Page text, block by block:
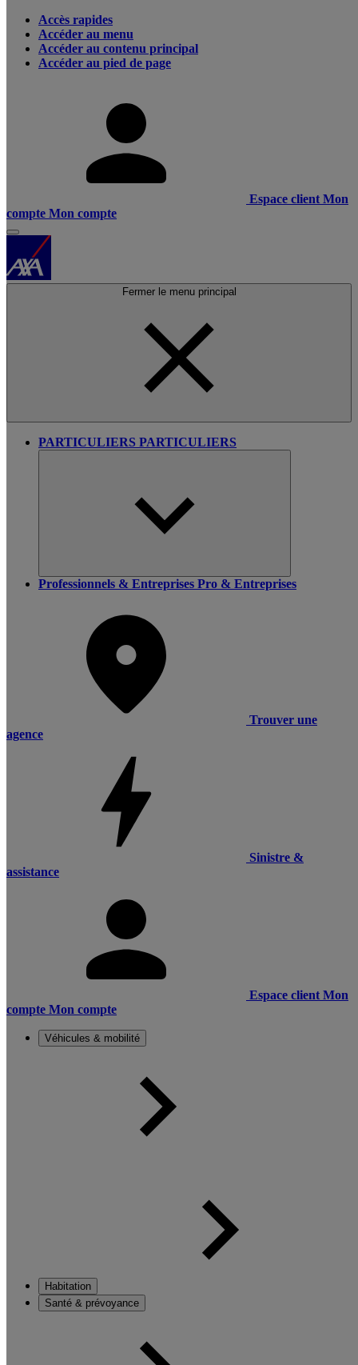
Accès rapides
Accéder au menu
Accéder au contenu principal
Accéder au pied de page
Espace client Mon
compte Mon compte
Fermer le menu principal
PARTICULIERS PARTICULIERS
Professionnels & Entreprises Pro & Entreprises
Trouver une
agence
Sinistre &
assistance
Espace client Mon
compte Mon compte
Véhicules & mobilité
Habitation
Santé & prévoyance